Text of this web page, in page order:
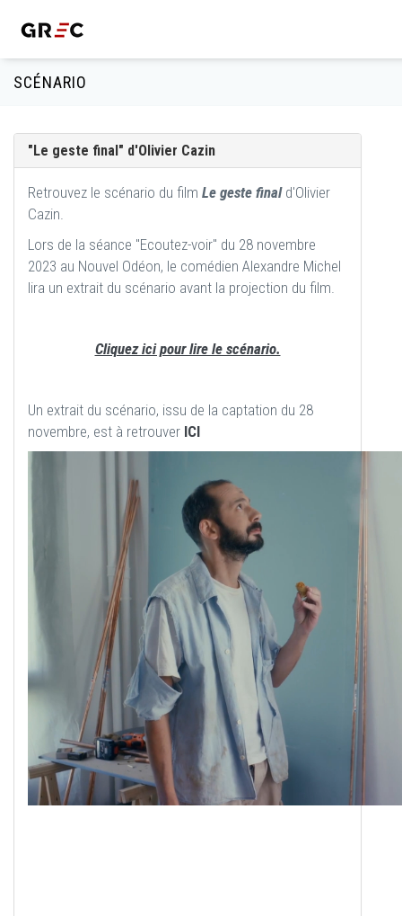
SCÉNARIO
"Le geste final" d'Olivier Cazin
Retrouvez le scénario du film Le geste finald'Olivier
Cazin.
Lors de la séance "Ecoutez-voir" du 28 novembre
2023 au Nouvel Odéon, le comédien Alexandre Michel
lira un extrait du scénario avant la projection du film.
Cliquez ici pour lire le scénario.
Un extrait du scénario, issu de la captation du 28
novembre, est à retrouver ICI